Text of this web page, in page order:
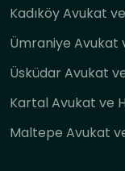
Kadıköy Avukat
Ümraniye Avukat
Üsküdar Avukat
Kartal Avukat ve
Maltepe Avukat